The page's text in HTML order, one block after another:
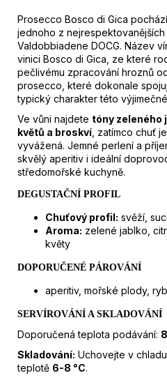
Prosecco Bosco di Gica
jednoho z
Valdobbiadene DOCG. Název
vinici Bosco di Gica, ze které
pečlivému zpracování hroznů
prosecco, které dokonale
typický charakter této
Ve vůni najdete tóny zeleného
květů a broskví , zatímco chuť
vyvážená. Jemné perlení a
skvělý aperitiv i ideální
středomořské kuchyně.
DEGUSTAČNÍ PROFIL
Chuťový profil: svěží,
Aroma: zelené jablko,
květy
DOPORUČENÉ PÁROVÁNÍ
aperitiv, mořské plody,
SERVÍROVÁNÍ A SKLADOVÁNÍ
Doporučená teplota podávání:
Skladování: Uchovejte v
teplotě 6-8 °C.